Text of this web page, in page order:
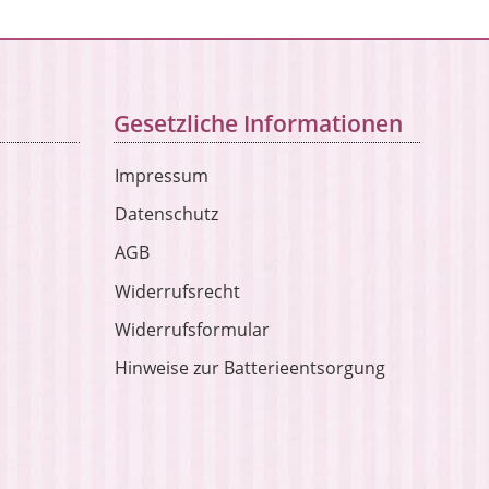
Gesetzliche Informationen
Impressum
Datenschutz
AGB
Widerrufsrecht
Widerrufsformular
Hinweise zur Batterieentsorgung